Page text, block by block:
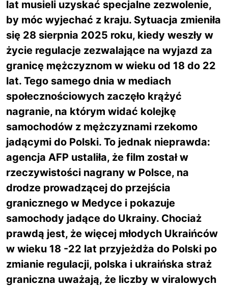
lat musieli uzyskać specjalne zezwolenie,
by móc wyjechać z kraju. Sytuacja zmieniła
się 28 sierpnia 2025 roku, kiedy weszły w
życie regulacje zezwalające na wyjazd za
granicę mężczyznom w wieku od 18 do 22
lat. Tego samego dnia w mediach
społecznościowych zaczęło krążyć
nagranie, na którym widać kolejkę
samochodów z mężczyznami rzekomo
jadącymi do Polski. To jednak nieprawda:
agencja AFP ustaliła, że film został w
rzeczywistości nagrany w Polsce, na
drodze prowadzącej do przejścia
granicznego w Medyce i pokazuje
samochody jadące do Ukrainy. Chociaż
prawdą jest, że więcej młodych Ukraińców
w wieku 18 -22 lat przyjeżdża do Polski po
zmianie regulacji, polska i ukraińska straż
graniczna uważają, że liczby w viralowych